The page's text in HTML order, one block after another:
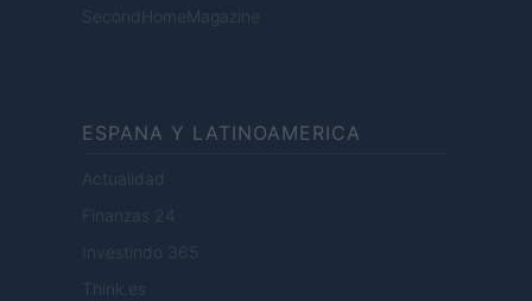
SecondHomeMagazine
ESPANA Y LATINOAMERICA
Actualidad
Finanzas 24
Investindo 365
Think.es